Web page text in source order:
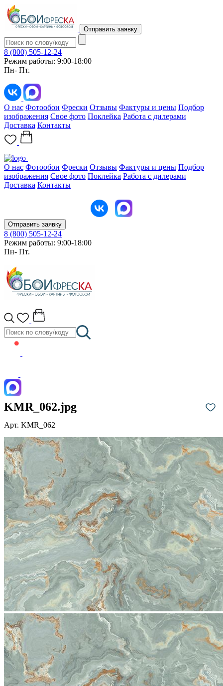
Отправить заявку
8 (800) 505-12-24
Режим работы: 9:00-18:00
Пн- Пт.
О нас Фотообои Фрески Отзывы Фактуры и цены Подбор
изображения Свое фото Поклейка Работа с дилерами
Доставка Контакты
О нас Фотообои Фрески Отзывы Фактуры и цены Подбор
изображения Свое фото Поклейка Работа с дилерами
Доставка Контакты
Отправить заявку
8 (800) 505-12-24
Режим работы: 9:00-18:00
Пн- Пт.
KMR_062.jpg
Арт. KMR_062